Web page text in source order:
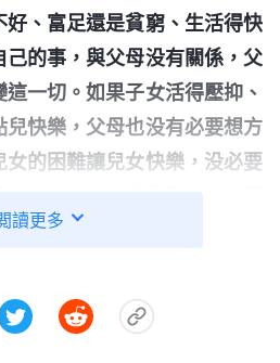
、富足還是貧窮、生活得快
的事，與父母没有關係，父
一切。如果子女活得壓抑、
快樂，父母也没有必要想方
的困難讓兒女快樂，没必要
道理上、思想上幫助他疏通疏
。他願意受苦那是他自己的
、難過甚至吃不下飯、睡不
讀更多